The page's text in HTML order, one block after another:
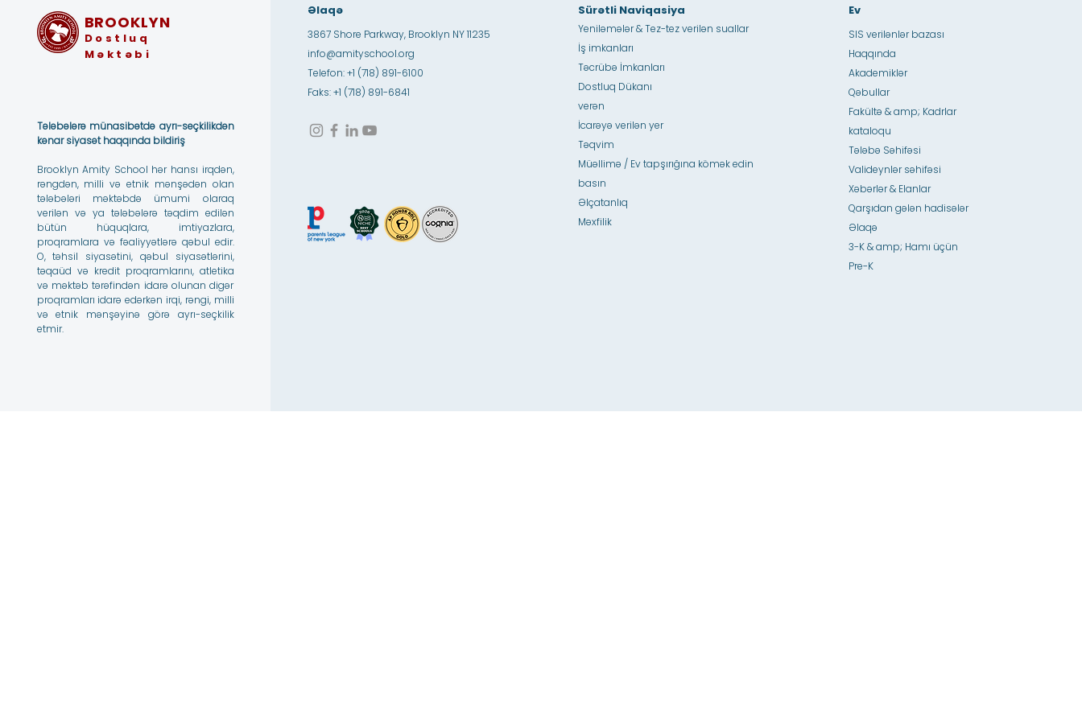
BROOKLYN
Dostluq
Məktəbi
Tələbələrə münasibətdə ayrı-seçkilikdən
kənar siyasət haqqında bildiriş
Brooklyn Amity School hər hansı irqdən,
rəngdən, milli və etnik mənşədən olan
tələbələri məktəbdə ümumi olaraq
verilən və ya tələbələrə təqdim edilən
bütün hüquqlara, imtiyazlara,
proqramlara və fəaliyyətlərə qəbul edir.
O, təhsil siyasətini, qəbul siyasətlərini,
təqaüd və kredit proqramlarını, atletika
və məktəb tərəfindən idarə olunan digər
proqramları idarə edərkən irqi, rəngi, milli
və etnik mənşəyinə görə ayrı-seçkilik
etmir.
Əlaqə
3867 Shore Parkway, Brooklyn NY 11235
info@amityschool.org
Telefon: +1 (718) 891-6100
Faks: +1 (718) 891-6841
Sürətli Naviqasiya
Yeniləmələr & Tez-tez verilən suallar
İş imkanları
Təcrübə İmkanları
Dostluq Dükanı
verən
İcarəyə verilən yer
Təqvim
Müəllimə / Ev tapşırığına kömək edin
basın
Əlçatanlıq
Məxfilik
Ev
SIS verilənlər bazası
Haqqında
Akademiklər
Qəbullar
Fakültə & amp; Kadrlar
kataloqu
Tələbə Səhifəsi
Valideynlər səhifəsi
Xəbərlər & Elanlar
Qarşıdan gələn hadisələr
Əlaqə
3-K & amp; Hamı üçün
Pre-K